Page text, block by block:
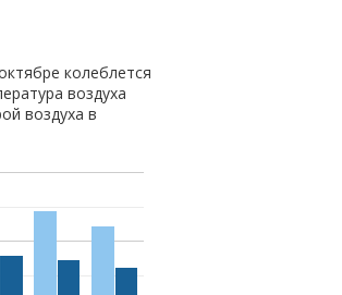
колеблется
воздуха
воздуха в